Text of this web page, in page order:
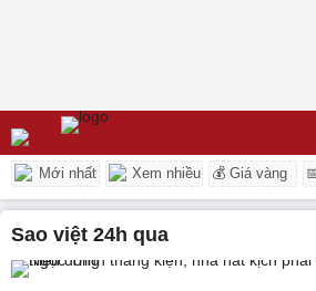
Mới nhất Xem nhiều 💰 Giá vàng
sao việt 24h qua